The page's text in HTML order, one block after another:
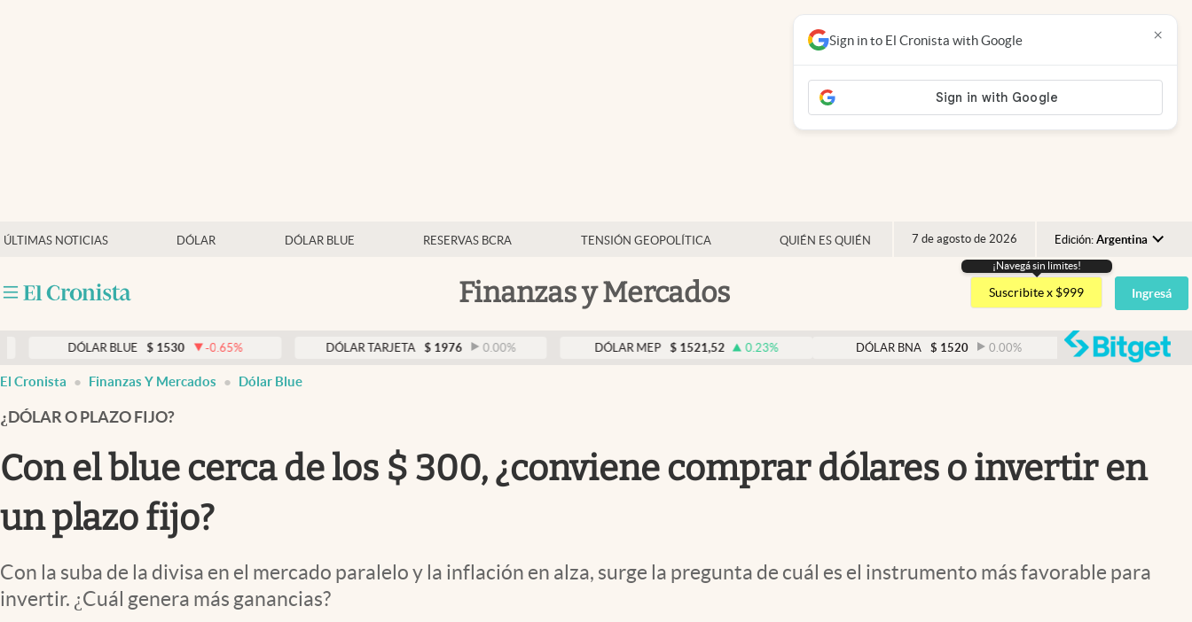
ÚLTIMAS NOTICIAS DÓLAR DÓLAR BLUE RESERVAS BCRA TENSIÓN GEOPOLÍTICA QUIÉN ES QUIÉN 7 de agosto de 2026 Edición: Argentina
Argentina
España
USA
Finanzas y Mercados
Mercados Online
Otras secciones
Infotechnology
Clima
Mundial 2026
Eventos Corporativos
El Cronista Studio
Mediakit
¡Navegá sin limites!
Suscribite x $999 Ingresá
DÓLAR BLUE $ 1530 -0.65% DÓLAR TARJETA $ 1976 0.00% DÓLAR MEP $ 1521,52 0.23% DÓLAR BNA $ 1520 0.00% DÓLAR BLUE $ 1530
Sign in to El Cronista with Google ×
El Cronista Finanzas Y Mercados Dólar Blue
¿DÓLAR O PLAZO FIJO?
Con el blue cerca de los $ 300, ¿conviene comprar dólares o invertir en
un plazo fijo?
Con la suba de la divisa en el mercado paralelo y la inflación en alza, surge la pregunta de cuál es el instrumento más favorable para
invertir. ¿Cuál genera más ganancias?